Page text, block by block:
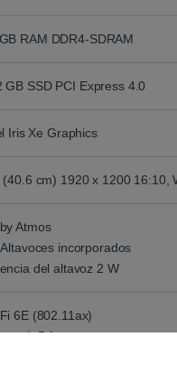
RAM DDR4-SDRAM
GB SSD PCI Express 4.0
Iris Xe Graphics
(40.6 cm) 1920 x 1200 16:10,
Atmos
incorporados
del altavoz 2 W
6E (802.11ax)
5.1